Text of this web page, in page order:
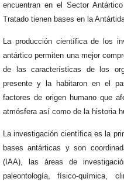
encuentran en el Sector
Tratado tienen bases en la
La producción científica de los
antártico permiten una mejor
de las características de los
presente y la habitaron en el
factores de origen humano que
atmósfera así como de la historia
La investigación científica es la
bases antárticas y son
(IAA), las áreas de
paleontología, físico-química,